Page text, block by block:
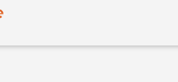
$multiple_lang in
annoncesfrance.com/template/